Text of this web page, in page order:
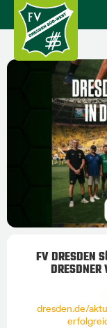
FV DRESDEN
DRESDNER
dresden.de/